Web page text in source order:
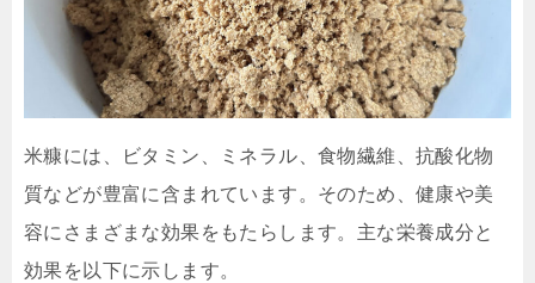
米糠には、ビタミン、ミネラル、食物繊維、抗酸化物
質などが豊富に含まれています。そのため、健康や美
容にさまざまな効果をもたらします。主な栄養成分と
効果を以下に示します。